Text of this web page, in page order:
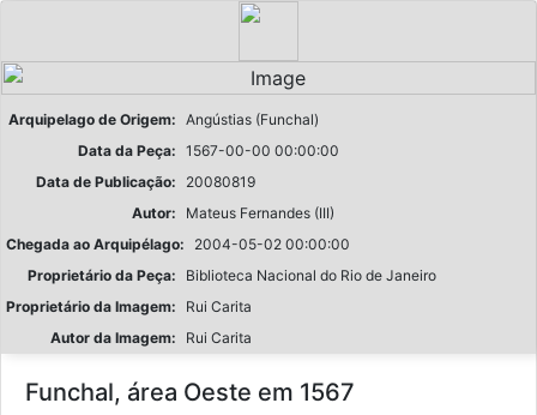
Arquipelago de Origem: Angústias (Funchal)
Data da Peça: 1567-00-00 00:00:00
Data de Publicação:
20080819
Autor:
Mateus Fernandes (III)
Chegada ao Arquipélago:
2004-05-02 00:00:00
Proprietário da Peça:
Biblioteca Nacional do Rio de Janeiro
Proprietário da Imagem:
Rui Carita
Autor da Imagem:
Rui Carita
Funchal, área Oeste em 1567